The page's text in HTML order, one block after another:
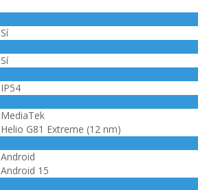
Sí
Sí
IP54
MediaTek
Helio G81 Extreme (12 nm)
Android
Android 15